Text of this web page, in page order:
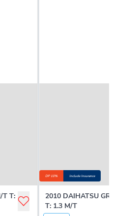
T T:
DP 10% Include Insurance
2010 DAIHATSU
T: 1.3 M/T